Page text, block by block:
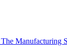
Manufacturing